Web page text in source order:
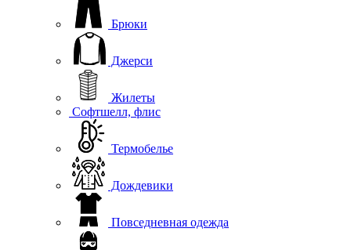
Брюки
Джерси
Жилеты
Софтшелл, флис
Термобелье
Дождевики
Повседневная одежда